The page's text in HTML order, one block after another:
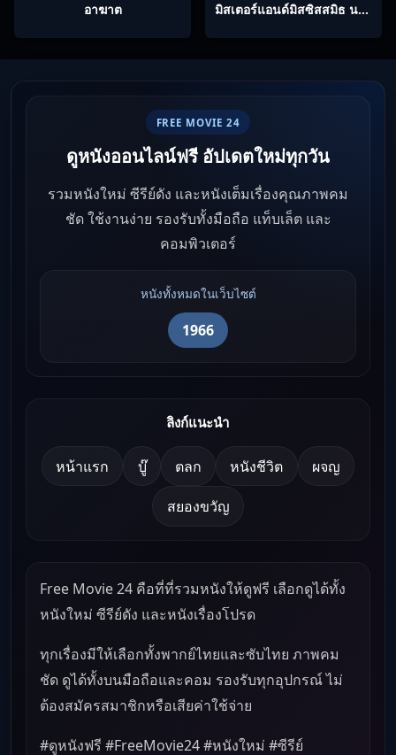
อาฆาต
มิสเตอร์แอนด์มิสซิสสมิธ นาย
FREE MOVIE 24
ดูหนังออนไลน์ฟรี อัปเดตใหม่ทุกวัน
รวมหนังใหม่ ซีรีย์ดัง และหนังเต็มเรื่องคุณภาพคม
ชัด ใช้งานง่าย รองรับทั้งมือถือ แท็บเล็ต และ
คอมพิวเตอร์
หนังทั้งหมดในเว็บไซต์
1966
ลิงก์แนะนำ
หน้าแรก บู๊ ตลก หนังชีวิต ผจญ
สยองขวัญ
Free Movie 24 คือที่ที่รวมหนังให้ดูฟรี เลือกดูได้ทั้ง
หนังใหม่ ซีรีย์ดัง และหนังเรื่องโปรด
ทุกเรื่องมีให้เลือกทั้งพากย์ไทยและซับไทย ภาพคม
ชัด ดูได้ทั้งบนมือถือและคอม รองรับทุกอุปกรณ์ ไม่
ต้องสมัครสมาชิกหรือเสียค่าใช้จ่าย
#ดูหนังฟรี #FreeMovie24 #หนังใหม่ #ซีรีย์